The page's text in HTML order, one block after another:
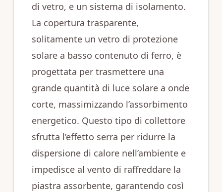
di vetro, e un sistema di isolamento.
La copertura trasparente,
solitamente un vetro di protezione
solare a basso contenuto di ferro, è
progettata per trasmettere una
grande quantità di luce solare a onde
corte, massimizzando l’assorbimento
energetico. Questo tipo di collettore
sfrutta l’effetto serra per ridurre la
dispersione di calore nell’ambiente e
impedisce al vento di raffreddare la
piastra assorbente, garantendo così